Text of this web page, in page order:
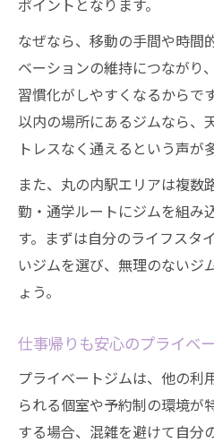
ポイントとなります。
なぜなら、移動の手間や時間
ベーションの維持につながり
習慣化がしやすくなるからで
以内の場所にあるジムなら、
トレスなく通えるという声が
また、丸の内駅エリアは複数
勤・通学ルートにジムを組み
す。まずは自分のライフスタ
いジムを選び、無理のないジ
ょう。
仕事帰りも安心のプライベ
プライベートジムは、他の利
られる個室や予約制の環境が
する場合、混雑を避けて自分